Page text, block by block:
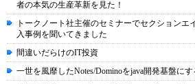
者の本気の生産革新を見た！
トークノート社主催のセミナーでセクションエ
入事例を聞いてきました
間違いだらけのIT投資
一世を風靡したNotes/Dominoをjava開発基盤に